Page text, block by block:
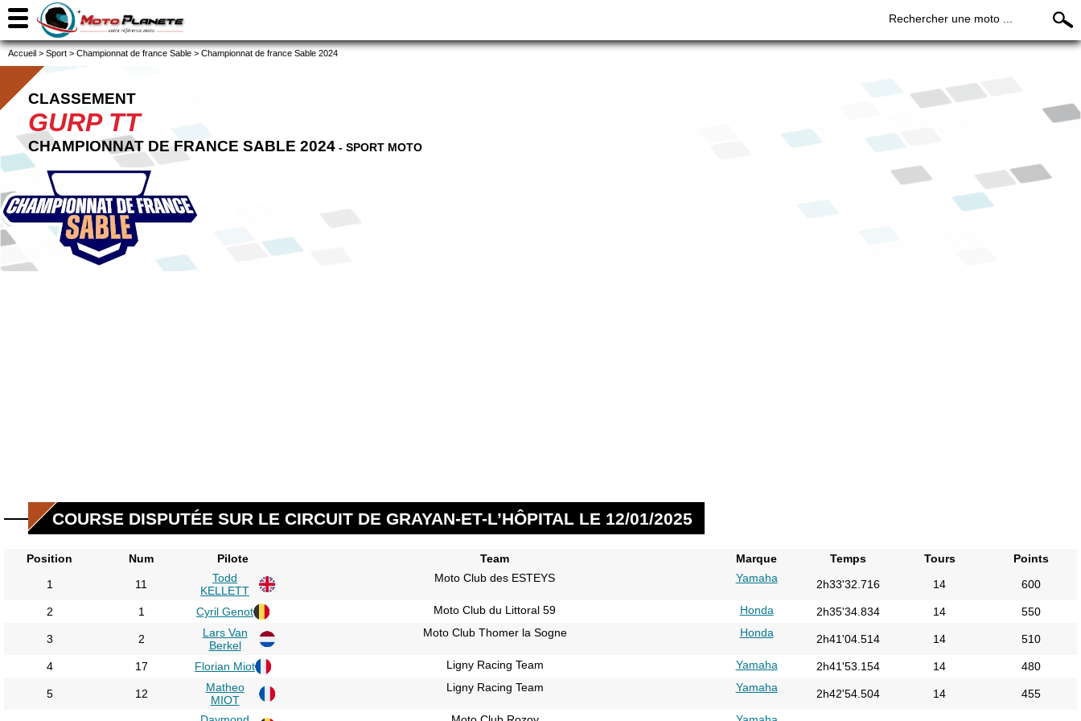
Rechercher une moto ...
Accueil > Sport > Championnat de france Sable > Championnat de france Sable 2024
CLASSEMENT
GURP TT
CHAMPIONNAT DE FRANCE SABLE 2024 - SPORT MOTO
COURSE DISPUTÉE SUR LE CIRCUIT DE GRAYAN-ET-L’HÔPITAL LE 12/01/2025
Position Num Pilote Team Marque Temps Tours
Points
1
11
Todd
KELLETT
Moto Club des ESTEYS Yamaha 2h33'32.716 14 600
2 1 Cyril Genot Moto Club du Littoral 59 Honda 2h35'34.834 14 550
3 2
Lars Van
Berkel
Moto Club Thomer la Sogne Honda 2h41'04.514 14 510
4 17 Florian Miot Ligny Racing Team Yamaha 2h41'53.154 14 480
5 12
Matheo
MIOT
Ligny Racing Team Yamaha 2h42'54.504 14 455